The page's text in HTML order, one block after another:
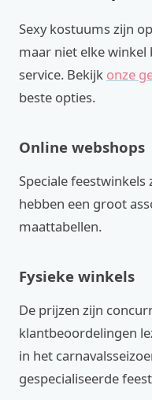
Sexy kostuums zijn
maar niet elke
service. Bekijk onze
beste opties.
Online webshops
Speciale feestwinkels
hebben een groot
maattabellen.
Fysieke winkels
De prijzen zijn
klantbeoordelingen
in het
gespecialiseerde